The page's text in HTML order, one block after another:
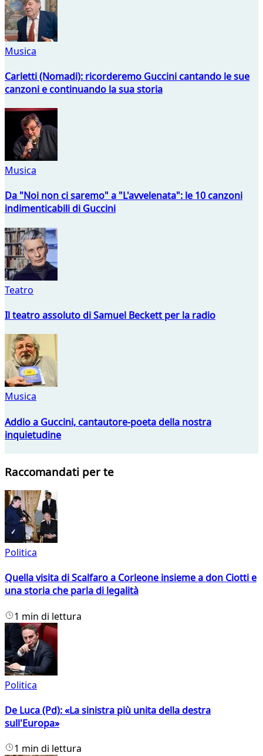
Musica
Carletti (Nomadi): ricorderemo Guccini cantando le sue
canzoni e continuando la sua storia
Musica
Da "Noi non ci saremo" a "L'avvelenata": le 10 canzoni
indimenticabili di Guccini
Teatro
Il teatro assoluto di Samuel Beckett per la radio
Musica
Addio a Guccini, cantautore-poeta della nostra
inquietudine
Raccomandati per te
Politica
Quella visita di Scalfaro a Corleone insieme a don Ciotti e
una storia che parla di legalità
1 min di lettura
Politica
De Luca (Pd): «La sinistra più unita della destra
sull'Europa»
1 min di lettura